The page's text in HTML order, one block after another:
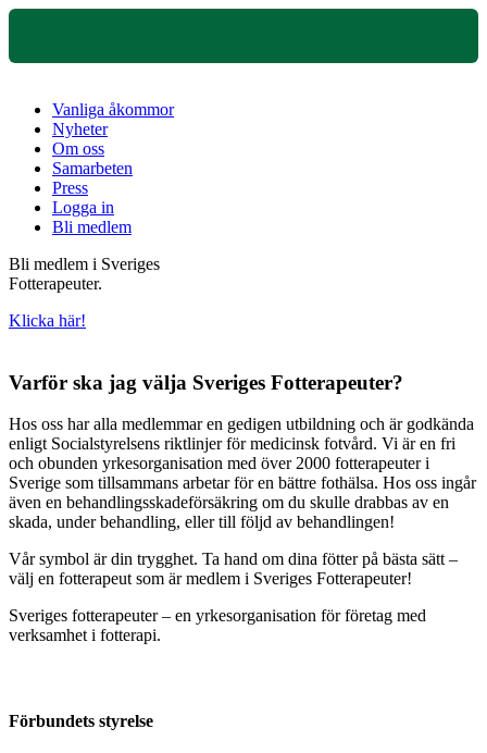
Vanliga åkommor
Nyheter
Om oss
Samarbeten
Press
Logga in
Bli medlem
Bli medlem i Sveriges
Fotterapeuter.
Klicka här!
Varför ska jag välja Sveriges Fotterapeuter?
Hos oss har alla medlemmar en gedigen utbildning och är godkända
enligt Socialstyrelsens riktlinjer för medicinsk fotvård. Vi är en fri
och obunden yrkesorganisation med över 2000 fotterapeuter i
Sverige som tillsammans arbetar för en bättre fothälsa. Hos oss ingår
även en behandlingsskadeförsäkring om du skulle drabbas av en
skada, under behandling, eller till följd av behandlingen!
Vår symbol är din trygghet. Ta hand om dina fötter på bästa sätt –
välj en fotterapeut som är medlem i Sveriges Fotterapeuter!
Sveriges fotterapeuter – en yrkesorganisation för företag med
verksamhet i fotterapi.
Förbundets styrelse